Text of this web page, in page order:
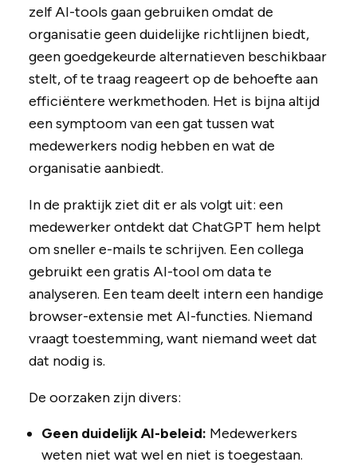
zelf AI-tools gaan gebruiken omdat de
organisatie geen duidelijke richtlijnen biedt,
geen goedgekeurde alternatieven beschikbaar
stelt, of te traag reageert op de behoefte aan
efficiëntere werkmethoden. Het is bijna altijd
een symptoom van een gat tussen wat
medewerkers nodig hebben en wat de
organisatie aanbiedt.
In de praktijk ziet dit er als volgt uit: een
medewerker ontdekt dat ChatGPT hem helpt
om sneller e-mails te schrijven. Een collega
gebruikt een gratis AI-tool om data te
analyseren. Een team deelt intern een handige
browser-extensie met AI-functies. Niemand
vraagt toestemming, want niemand weet dat
dat nodig is.
De oorzaken zijn divers:
Geen duidelijk AI-beleid: Medewerkers
weten niet wat wel en niet is toegestaan.